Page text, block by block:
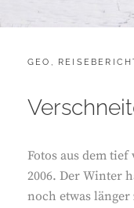
CATEGORIES:
GEO ,
Fotos aus dem
2006. Der Winter
noch etwas